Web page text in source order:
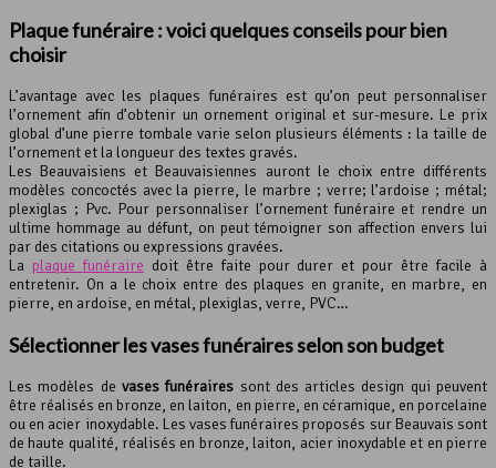
Plaque funéraire : voici quelques conseils pour bien
choisir
L’avantage avec les plaques funéraires est qu’on peut personnaliser
l’ornement afin d’obtenir un ornement original et sur-mesure. Le prix
global d’une pierre tombale varie selon plusieurs éléments : la taille de
l’ornement et la longueur des textes gravés.
Les Beauvaisiens et Beauvaisiennes auront le choix entre différents
modèles concoctés avec la pierre, le marbre ; verre; l’ardoise ; métal;
plexiglas ; Pvc. Pour personnaliser l’ornement funéraire et rendre un
ultime hommage au défunt, on peut témoigner son affection envers lui
par des citations ou expressions gravées.
La plaque funéraire doit être faite pour durer et pour être facile à
entretenir. On a le choix entre des plaques en granite, en marbre, en
pierre, en ardoise, en métal, plexiglas, verre, PVC…
Sélectionner les vases funéraires selon son budget
Les modèles de vases funéraires sont des articles design qui peuvent
être réalisés en bronze, en laiton, en pierre, en céramique, en porcelaine
ou en acier inoxydable. Les vases funéraires proposés sur Beauvais sont
de haute qualité, réalisés en bronze, laiton, acier inoxydable et en pierre
de taille.